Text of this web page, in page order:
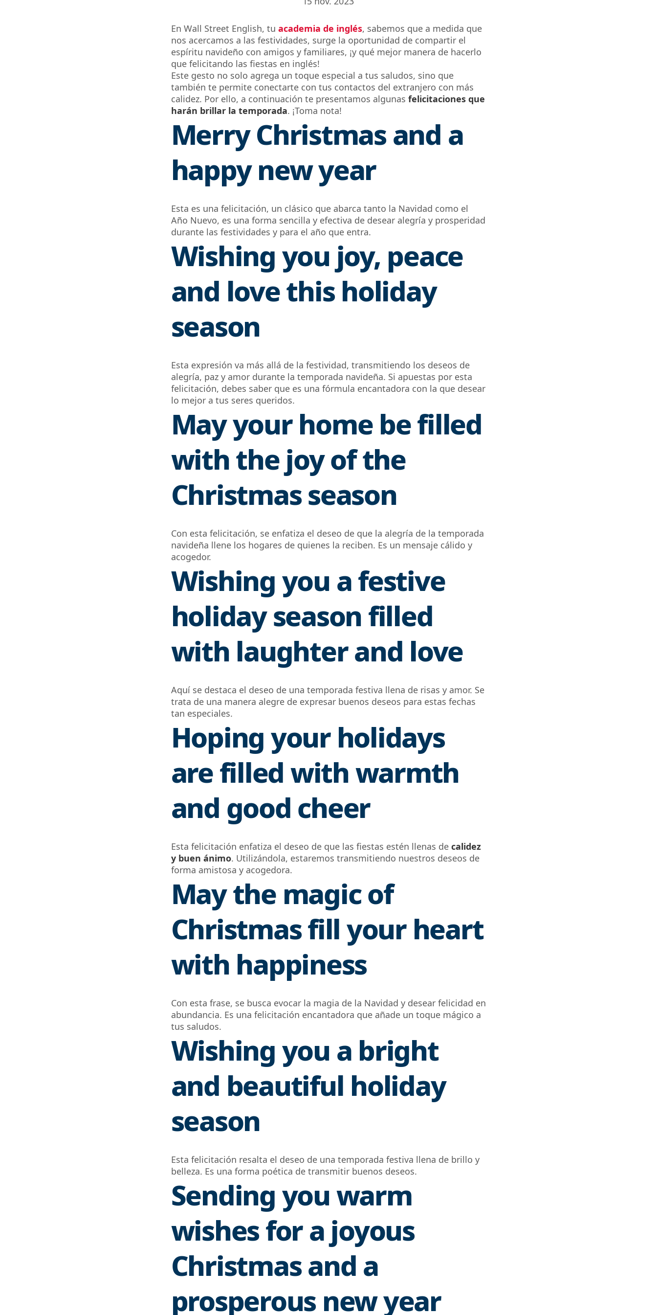
En Wall Street English, tu academia de inglés, sabemos que a medida que
nos acercamos a las festividades, surge la oportunidad de compartir el
espíritu navideño con amigos y familiares, ¡y qué mejor manera de hacerlo
que felicitando las fiestas en inglés!
Este gesto no solo agrega un toque especial a tus saludos, sino que
también te permite conectarte con tus contactos del extranjero con más
calidez. Por ello, a continuación te presentamos algunas felicitaciones que
harán brillar la temporada. ¡Toma nota!
Merry Christmas and a
happy new year
Esta es una felicitación, un clásico que abarca tanto la Navidad como el
Año Nuevo, es una forma sencilla y efectiva de desear alegría y prosperidad
durante las festividades y para el año que entra.
Wishing you joy, peace
and love this holiday
season
Esta expresión va más allá de la festividad, transmitiendo los deseos de
alegría, paz y amor durante la temporada navideña. Si apuestas por esta
felicitación, debes saber que es una fórmula encantadora con la quedesear
lo mejor a tus seres queridos.
May your home be filled
with the joy of the
Christmas season
Con esta felicitación, se enfatiza el deseo de que la alegría de la temporada
navideña llene los hogares de quienes la reciben. Es un mensaje cálido y
acogedor.
Wishing you a festive
holiday season filled
with laughter and love
Aquí se destaca el deseo de una temporada festiva llena de risas y amor. Se
trata deuna manera alegre de expresar buenos deseos para estas fechas
tan especiales.
Hoping your holidays
are filled with warmth
and good cheer
Esta felicitación enfatiza el deseo de que las fiestas estén llenas decalidez
y buen ánimo. Utilizándola, estaremos transmitiendo nuestros deseos de
forma amistosa yacogedora.
May the magic of
Christmas fill your heart
with happiness
Con esta frase, se busca evocar la magia de la Navidad y desear felicidad en
abundancia. Es una felicitación encantadora que añade un toque mágico a
tus saludos.
Wishing you a bright
and beautiful holiday
season
Esta felicitación resalta el deseo de una temporada festiva llena de brillo y
belleza. Es una forma poética de transmitir buenos deseos.
Sending you warm
wishes for a joyous
Christmas and a
prosperous new year